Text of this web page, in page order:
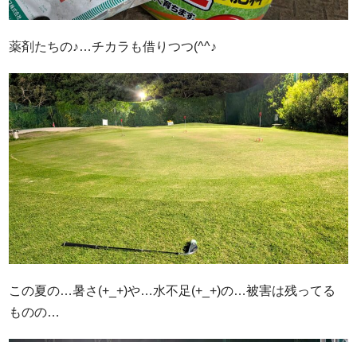
薬剤たちの♪…チカラも借りつつ(^^♪
この夏の…暑さ(+_+)や…水不足(+_+)の…被害は残ってる
ものの…